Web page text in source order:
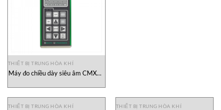
THIẾT BỊ TRUNG HÒA KHÍ
Máy đo chiều dày siêu âm CMXDL
Nam
THIẾT BỊ TRUNG HÒA KHÍ THIẾT BỊ TRUNG HÒA KHÍ